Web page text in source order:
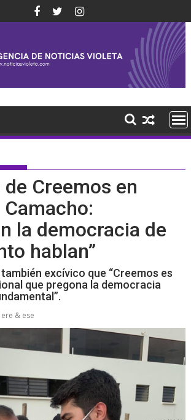
Creemos en
la democracia de
hablan”
excívico que “Creemos es
que pregona la democracia
ere & ese